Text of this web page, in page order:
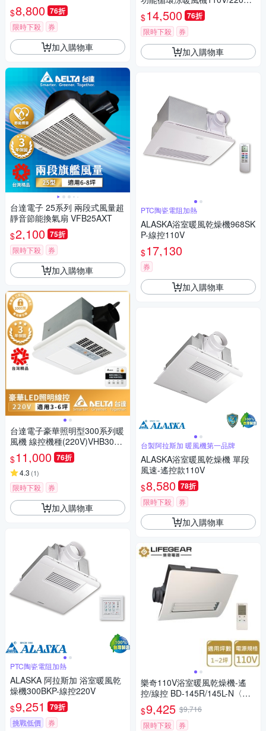
(VHB30ACMT-AD)
$8,800 76折
限時下殺 券
加入購物車
台達電子 25系列 兩段式風量超
靜音節能換氣扇 VFB25AXT
$2,100 75折
限時下殺 券
加入購物車
台達電子豪華照明型300系列暖
風機 線控機種(220V)VHB30BC
MT-BLED
$11,000 76折
4.3 (1)
限時下殺 券
加入購物車
PTC陶瓷電阻加熱
ALASKA 阿拉斯加 浴室暖風乾
燥機300BKP-線控220V
$9,251 79折
挑戰低價 券
遙控/線控(VHB40ADMRT-A/V
HB40BDMRT-A)
$14,500 76折
限時下殺 券
加入購物車
PTC陶瓷電阻加熱
ALASKA浴室暖風乾燥機968SK
P-線控110V
$17,130
券
加入購物車
台製阿拉斯加 暖風機第一品牌
ALASKA浴室暖風乾燥機 單段
風速-遙控款110V
$8,580 78折
限時下殺 券
加入購物車
樂奇110V浴室暖風乾燥機-遙
控/線控 BD-145R/145L-N〈不
含安裝〉
$9,425 $9,716
限時下殺
券